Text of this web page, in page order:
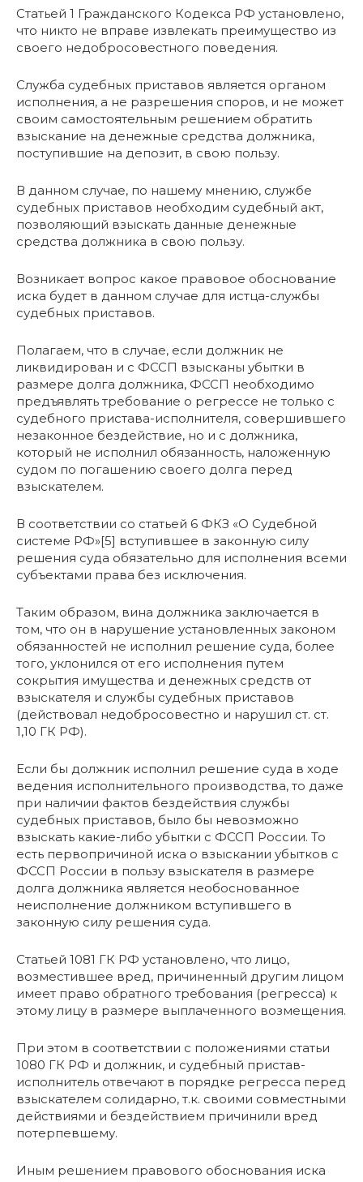
Статьей 1 Гражданского Кодекса РФ установлено,
что никто не вправе извлекать преимущество из
своего недобросовестного поведения.
Служба судебных приставов является органом
исполнения, а не разрешения споров, и не может
своим самостоятельным решением обратить
взыскание на денежные средства должника,
поступившие на депозит, в свою пользу.
В данном случае, по нашему мнению, службе
судебных приставов необходим судебный акт,
позволяющий взыскать данные денежные
средства должника в свою пользу.
Возникает вопрос какое правовое обоснование
иска будет в данном случае для истца-службы
судебных приставов.
Полагаем, что в случае, если должник не
ликвидирован и с ФССП взысканы убытки в
размере долга должника, ФССП необходимо
предъявлять требование о регрессе не только с
судебного пристава-исполнителя, совершившего
незаконное бездействие, но и с должника,
который не исполнил обязанность, наложенную
судом по погашению своего долга перед
взыскателем.
В соответствии со статьей 6 ФКЗ «О Судебной
системе РФ»[5] вступившее в законную силу
решения суда обязательно для исполнения всеми
субъектами права без исключения.
Таким образом, вина должника заключается в
том, что он в нарушение установленных законом
обязанностей не исполнил решение суда, более
того, уклонился от его исполнения путем
сокрытия имущества и денежных средств от
взыскателя и службы судебных приставов
(действовал недобросовестно и нарушил ст. ст.
1,10 ГК РФ).
Если бы должник исполнил решение суда в ходе
ведения исполнительного производства, то даже
при наличии фактов бездействия службы
судебных приставов, было бы невозможно
взыскать какие-либо убытки с ФССП России. То
есть первопричиной иска о взыскании убытков с
ФССП России в пользу взыскателя в размере
долга должника является необоснованное
неисполнение должником вступившего в
законную силу решения суда.
Статьей 1081 ГК РФ установлено, что лицо,
возместившее вред, причиненный другим лицом
имеет право обратного требования (регресса) к
этому лицу в размере выплаченного возмещения.
При этом в соответствии с положениями статьи
1080 ГК РФ и должник, и судебный пристав-
исполнитель отвечают в порядке регресса перед
взыскателем солидарно, т.к. своими совместными
действиями и бездействием причинили вред
потерпевшему.
Иным решением правового обоснования иска